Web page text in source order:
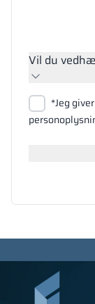
Vil du
Vedhæft
Søg
*Jeg